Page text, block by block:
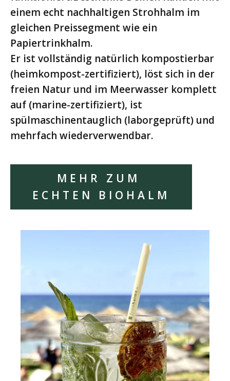
einem echt nachhaltigen Strohhalm im
gleichen Preissegment wie ein
Papiertrinkhalm.
Er ist vollständig natürlich kompostierbar
(heimkompost-zertifiziert), löst sich in der
freien Natur und im Meerwasser komplett
auf (marine-zertifiziert), ist
spülmaschinentauglich (laborgeprüft) und
mehrfach wiederverwendbar.
MEHR ZUM
ECHTEN BIOHALM